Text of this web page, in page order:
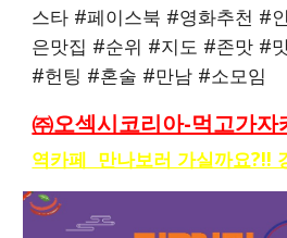
스타 #페이스북 #영화추천 #
은맛집 #순위 #지도 #존맛 #
#헌팅 #혼술 #만남 #소모임
㈜오섹시코리아-먹고가자
역카페 만나보러 가실까요?!!